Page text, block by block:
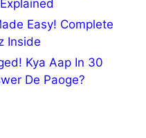
Easy! Complete
Inside
Kya Aap In 30
De Paoge?